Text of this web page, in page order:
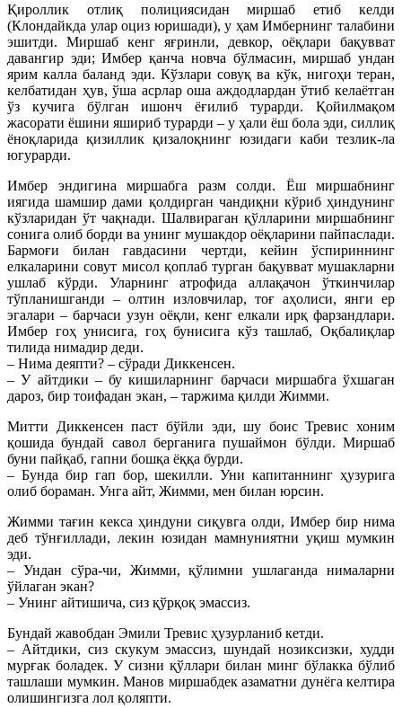
Қироллик отлиқ полициясидан миршаб етиб келди
(Клондайкда улар оциз юришади), у ҳам Имбернинг талабини
эшитди. Миршаб кенг яғринли, девкор, оёқлари бақувват
давангир эди; Имбер қанча новча бўлмасин, миршаб ундан
ярим калла баланд эди. Кўзлари совуқ ва кўк, нигоҳи теран,
келбатидан ҳув, ўша асрлар оша аждодлардан ўтиб келаётган
ўз кучига бўлган ишонч ёғилиб турарди. Қойилмақом
жасорати ёшини яшириб турарди – у ҳали ёш бола эди, силлиқ
ёноқларида қизиллик қизалоқнинг юзидаги каби тезлик-ла
югурарди.
Имбер эндигина миршабга разм солди. Ёш миршабнинг
иягида шамшир дами қолдирган чандиқни кўриб ҳиндунинг
кўзларидан ўт чақнади. Шалвираган қўлларини миршабнинг
сонига олиб борди ва унинг мушакдор оёқларини пайпаслади.
Бармоғи билан гавдасини чертди, кейин ўспириннинг
елкаларини совут мисол қоплаб турган бақувват мушакларни
ушлаб кўрди. Уларнинг атрофида аллақачон ўткинчилар
тўпланишганди – олтин изловчилар, тоғ аҳолиси, янги ер
эгалари – барчаси узун оёқли, кенг елкали ирқ фарзандлари.
Имбер гоҳ унисига, гоҳ бунисига кўз ташлаб, Оқбалиқлар
тилида нимадир деди.
– Нима деяпти? – сўради Диккенсен.
– У айтдики – бу кишиларнинг барчаси миршабга ўхшаган
дароз, бир тоифадан экан, – таржима қилди Жимми.
Митти Диккенсен паст бўйли эди, шу боис Тревис хоним
қошида бундай савол берганига пушаймон бўлди. Миршаб
буни пайқаб, гапни бошқа ёққа бурди.
– Бунда бир гап бор, шекилли. Уни капитаннинг ҳузурига
олиб бораман. Унга айт, Жимми, мен билан юрсин.
Жимми тағин кекса ҳиндуни сиқувга олди, Имбер бир нима
деб тўнғиллади, лекин юзидан мамнуниятни уқиш мумкин
эди.
– Ундан сўра-чи, Жимми, қўлимни ушлаганда нималарни
ўйлаган экан?
– Унинг айтишича, сиз қўрқоқ эмассиз.
Бундай жавобдан Эмили Тревис ҳузурланиб кетди.
– Айтдики, сиз скукум эмассиз, шундай нозиксизки, худди
мурғак боладек. У сизни қўллари билан минг бўлакка бўлиб
ташлаши мумкин. Манов миршабдек азаматни дунёга келтира
олишингизга лол қоляпти.